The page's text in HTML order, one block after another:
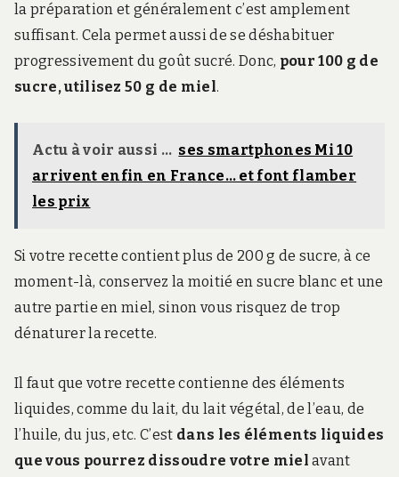
la préparation et généralement c’est amplement
suffisant. Cela permet aussi de se déshabituer
progressivement du goût sucré. Donc, pour 100 g de
sucre, utilisez 50 g de miel.
Actu à voir aussi ... ses smartphones Mi 10
arrivent enfin en France… et font flamber
les prix
Si votre recette contient plus de 200 g de sucre, à ce
moment-là, conservez la moitié en sucre blanc et une
autre partie en miel, sinon vous risquez de trop
dénaturer la recette.
Il faut que votre recette contienne des éléments
liquides, comme du lait, du lait végétal, de l’eau, de
l’huile, du jus, etc. C’est dans les éléments liquides
que vous pourrez dissoudre votre miel avant